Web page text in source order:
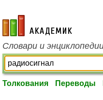
academic.ru
Словари и
Толкования Переводы